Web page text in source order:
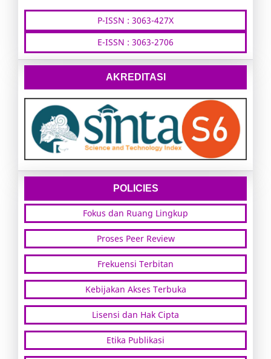
P-ISSN : 3063-427X
E-ISSN : 3063-2706
AKREDITASI
POLICIES
Fokus dan Ruang Lingkup
Proses Peer Review
Frekuensi Terbitan
Kebijakan Akses Terbuka
Lisensi dan Hak Cipta
Etika Publikasi